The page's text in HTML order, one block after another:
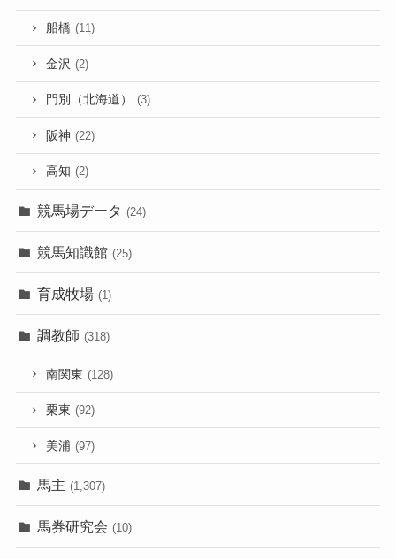
船橋 (11)
金沢 (2)
門別（北海道） (3)
阪神 (22)
高知 (2)
競馬場データ (24)
競馬知識館 (25)
育成牧場 (1)
調教師 (318)
南関東 (128)
栗東 (92)
美浦 (97)
馬主 (1,307)
馬券研究会 (10)